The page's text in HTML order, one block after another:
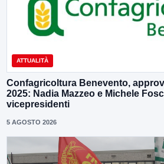
ATTUALITÀ
Confagricoltura Benevento,
2025: Nadia Mazzeo e Michele
vicepresidenti
5 AGOSTO 2026